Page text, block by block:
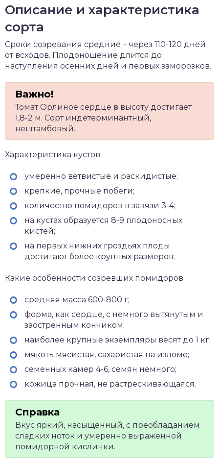
Описание и характеристика
сорта
Сроки созревания средние – через 110-120 дней
от всходов. Плодоношение длится до
наступления осенних дней и первых заморозков.
Томат Орлиное сердце в высоту достигает
1,8-2 м. Сорт индетерминантный,
нештамбовый.
Характеристика кустов:
умеренно ветвистые и раскидистые;
крепкие, прочные побеги;
количество помидоров в завязи 3-4;
на кустах образуется 8-9 плодоносных
кистей;
на первых нижних гроздьях плоды
достигают более крупных размеров.
Какие особенности созревших помидоров:
средняя масса 600-800 г;
форма, как сердце, с немного вытянутым и
заостренным кончиком;
наиболее крупные экземпляры весят до 1 кг;
мякоть мясистая, сахаристая на изломе;
семенных камер 4-6, семян немного;
кожица прочная, не растрескивающаяся.
Вкус яркий, насыщенный, с преобладанием
сладких ноток и умеренно выраженной
помидорной кислинки.